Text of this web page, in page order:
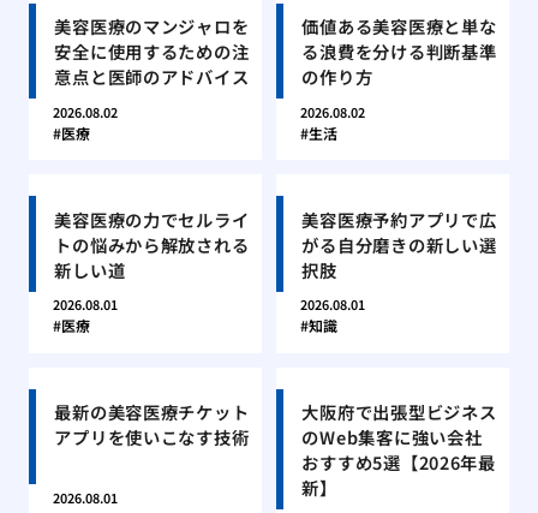
美容医療のマンジャロを
安全に使用するための注
意点と医師のアドバイス
2026.08.02
医療
価値ある美容医療と単な
る浪費を分ける判断基準
の作り方
2026.08.02
生活
美容医療の力でセルライ
トの悩みから解放される
新しい道
2026.08.01
医療
美容医療予約アプリで広
がる自分磨きの新しい選
択肢
2026.08.01
知識
最新の美容医療チケット
アプリを使いこなす技術
2026.08.01
大阪府で出張型ビジネス
のWeb集客に強い会社
おすすめ5選【2026年最
新】